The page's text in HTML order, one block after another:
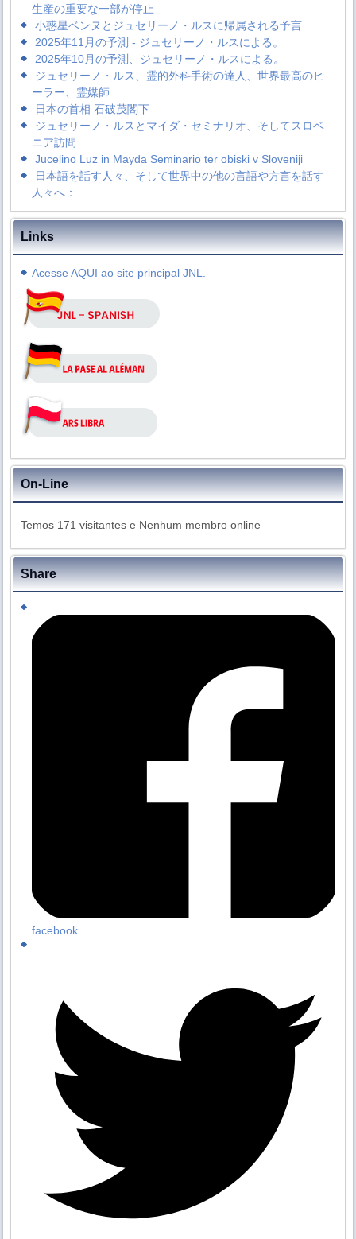
生産の重要な一部が停止
小惑星ベンヌとジュセリーノ・ルスに帰属される予言
2025年11月の予測 - ジュセリーノ・ルスによる。
2025年10月の予測、ジュセリーノ・ルスによる。
ジュセリーノ・ルス、霊的外科手術の達人、世界最高のヒ
ーラー、霊媒師
日本の首相 石破茂閣下
ジュセリーノ・ルスとマイダ・セミナリオ、そしてスロベ
ニア訪問
Jucelino Luz in Mayda Seminario ter obiski v Sloveniji
日本語を話す人々、そして世界中の他の言語や方言を話す
人々へ：
Links
Acesse AQUI ao site principal JNL.
On-Line
Temos 171 visitantes e Nenhum membro online
Share
facebook